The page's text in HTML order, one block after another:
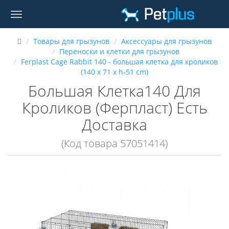
Товары для грызунов
Аксессуары для грызунов
Переноски и клетки для грызунов
Ferplast Cage Rabbit 140 - большая клетка для кроликов
(140 x 71 x h-51 cm)
Большая Клетка140 Для
Кроликов (Ферпласт) Есть
Доставка
(Код товара 57051414)